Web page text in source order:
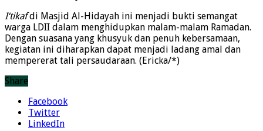
I‘tikafdi Masjid Al-Hidayah ini menjadi bukti semangat
warga LDII dalam menghidupkan malam-malam Ramadan.
Dengan suasana yang khusyuk dan penuh kebersamaan,
kegiatan ini diharapkan dapat menjadi ladang amal dan
mempererat tali persaudaraan. (Ericka/*)
Share
Facebook
Twitter
LinkedIn